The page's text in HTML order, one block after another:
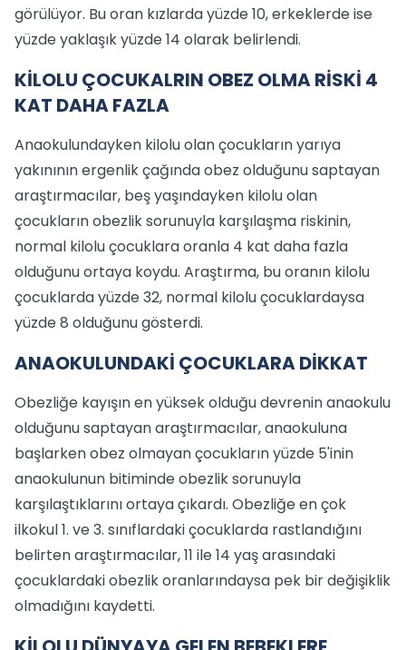
görülüyor. Bu oran kızlarda yüzde 10, erkeklerde ise
yüzde yaklaşık yüzde 14 olarak belirlendi.
KİLOLU ÇOCUKALRIN OBEZ OLMA RİSKİ 4
KAT DAHA FAZLA
Anaokulundayken kilolu olan çocukların yarıya
yakınının ergenlik çağında obez olduğunu saptayan
araştırmacılar, beş yaşındayken kilolu olan
çocukların obezlik sorunuyla karşılaşma riskinin,
normal kilolu çocuklara oranla 4 kat daha fazla
olduğunu ortaya koydu. Araştırma, bu oranın kilolu
çocuklarda yüzde 32, normal kilolu çocuklardaysa
yüzde 8 olduğunu gösterdi.
ANAOKULUNDAKİ ÇOCUKLARA DİKKAT
Obezliğe kayışın en yüksek olduğu devrenin anaokulu
olduğunu saptayan araştırmacılar, anaokuluna
başlarken obez olmayan çocukların yüzde 5'inin
anaokulunun bitiminde obezlik sorunuyla
karşılaştıklarını ortaya çıkardı. Obezliğe en çok
ilkokul 1. ve 3. sınıflardaki çocuklarda rastlandığını
belirten araştırmacılar, 11 ile 14 yaş arasındaki
çocuklardaki obezlik oranlarındaysa pek bir değişiklik
olmadığını kaydetti.